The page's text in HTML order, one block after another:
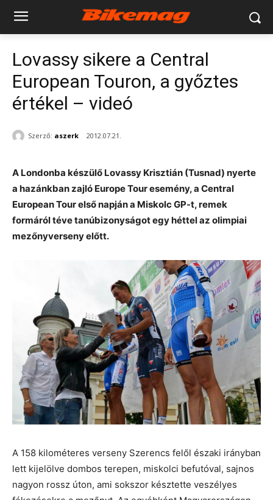
Lovassy sikere a Central
European Touron, a győztes
értékel – videó
Szerző: aszerk 2012.07.21.
A Londonba készülő Lovassy Krisztián (Tusnad) nyerte
a hazánkban zajló Europe Tour esemény, a Central
European Tour első napján a Miskolc GP-t, remek
formáról téve tanúbizonyságot egy héttel az olimpiai
mezőnyverseny előtt.
A 158 kilométeres verseny Szerencs felől északi irányban
lett kijelölve dombos terepen, miskolci befutóval, sajnos
nagyon rossz úton, ami sokszor késztette veszélyes